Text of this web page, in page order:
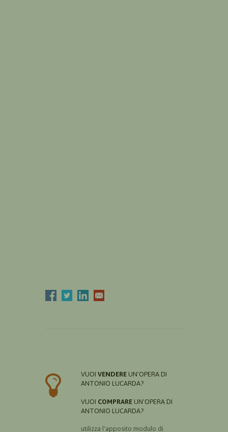
VUOI VENDERE UN'OPERA DI
ANTONIO LUCARDA?
VUOI COMPRARE UN'OPERA DI
ANTONIO LUCARDA?
utilizza l'apposito modulo di